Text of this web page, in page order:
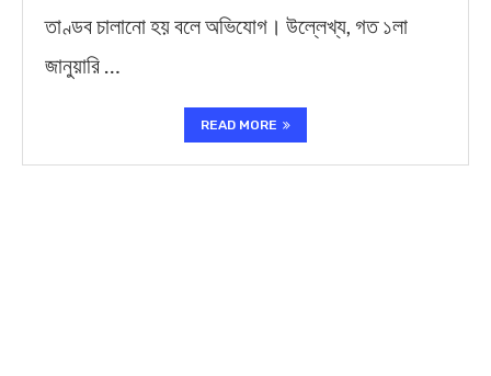
তাণ্ডব চালানো হয় বলে অভিযোগ। উল্লেখ্য, গত ১লা
জানুয়ারি …
READ MORE